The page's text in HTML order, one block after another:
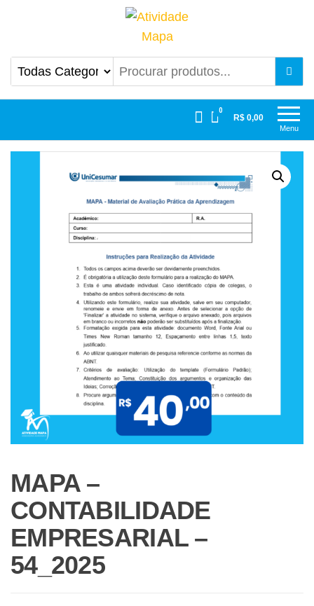
Atividade Mapa Mapa UniCesumar
Menu
0
R$ 0,00
MAPA –
CONTABILIDADE
EMPRESARIAL –
54_2025